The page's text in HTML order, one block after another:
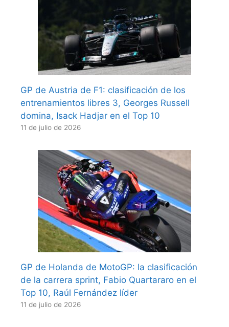
GP de Austria de F1: clasificación de los
entrenamientos libres 3, Georges Russell
domina, Isack Hadjar en el Top 10
11 de julio de 2026
GP de Holanda de MotoGP: la clasificación
de la carrera sprint, Fabio Quartararo en el
Top 10, Raúl Fernández líder
11 de julio de 2026